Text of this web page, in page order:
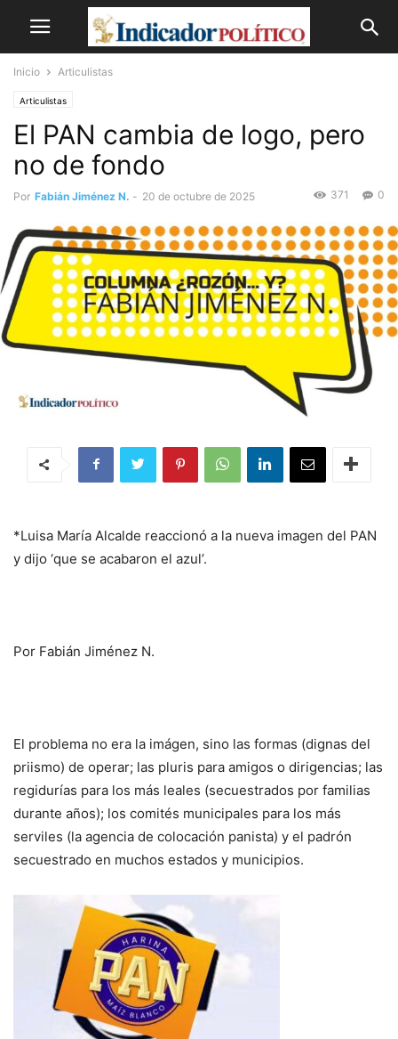
Inicio Articulistas
Articulistas
El PAN cambia de logo, pero
no de fondo
Por Fabián Jiménez N. - 20 de octubre de 2025 0
371
*Luisa María Alcalde reaccionó a la nueva imagen del PAN
y dijo ‘que se acabaron el azul’.
Por Fabián Jiménez N.
El problema no era la imágen, sino las formas (dignas del
priismo) de operar; las pluris para amigos o dirigencias; las
regidurías para los más leales (secuestrados por familias
durante años); los comités municipales para los más
serviles (la agencia de colocación panista) y el padrón
secuestrado en muchos estados y municipios.